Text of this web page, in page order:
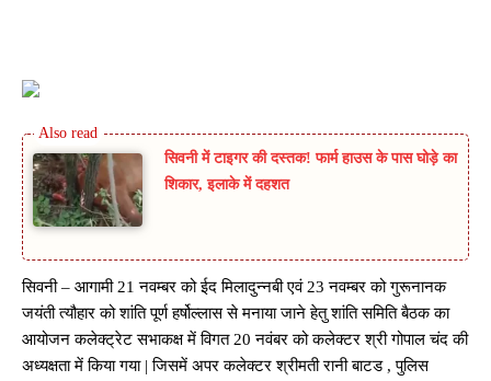
सिवनी में टाइगर की दस्तक! फार्म हाउस के पास घोड़े का
शिकार, इलाके में दहशत
सिवनी – आगामी 21 नवम्बर को ईद मिलादुन्नबी एवं 23 नवम्बर को गुरूनानक
जयंती त्यौहार को शांति पूर्ण हर्षोल्लास से मनाया जाने हेतु शांति समिति बैठक का
आयोजन कलेक्ट्रेट सभाकक्ष में विगत 20 नवंबर को कलेक्टर श्री गोपाल चंद की
अध्यक्षता में किया गया | जिसमें अपर कलेक्टर श्रीमती रानी बाटड , पुलिस